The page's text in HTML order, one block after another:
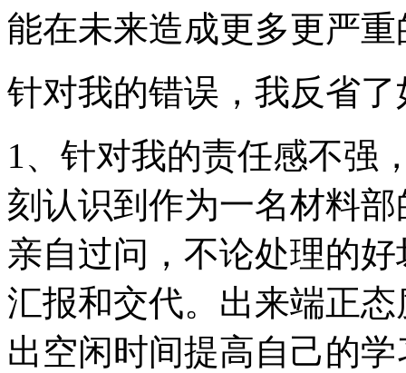
能在未来造成更多更严
针对我的错误，我反省
1、针对我的责任感不强
刻认识到作为一名材料
亲自过问，不论处理的
汇报和交代。出来端正
出空闲时间提高自己的